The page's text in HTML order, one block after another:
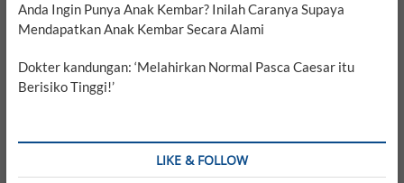
Anda Ingin Punya Anak Kembar? Inilah Caranya Supaya
Mendapatkan Anak Kembar Secara Alami
Dokter kandungan: ‘Melahirkan Normal Pasca Caesar itu
Berisiko Tinggi!’
LIKE & FOLLOW